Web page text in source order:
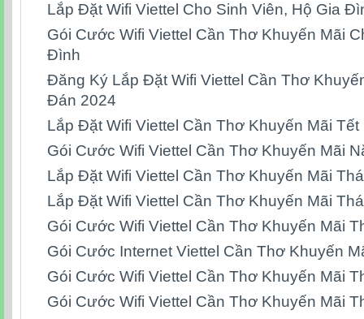
Lắp Đặt Wifi Viettel Cho Sinh Viên, Hộ Gia
Gói Cước Wifi Viettel Cần Thơ Khuyến Mãi
Đình
Đăng Ký Lắp Đặt Wifi Viettel Cần Thơ
Đán 2024
Lắp Đặt Wifi Viettel Cần Thơ Khuyến Mãi Tết
Gói Cước Wifi Viettel Cần Thơ Khuyến Mãi
Lắp Đặt Wifi Viettel Cần Thơ Khuyến Mãi
Lắp Đặt Wifi Viettel Cần Thơ Khuyến Mãi
Gói Cước Wifi Viettel Cần Thơ Khuyến Mãi
Gói Cước Internet Viettel Cần Thơ Khuyến
Gói Cước Wifi Viettel Cần Thơ Khuyến Mãi
Gói Cước Wifi Viettel Cần Thơ Khuyến Mãi